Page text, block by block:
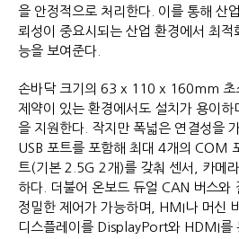
을 안정적으로 처리한다. 이를 통해 산
뢰성이 중요시되는 산업 환경에서 최적
능을 보여준다.
손바닥 크기의 63 x 110 x 160mm 초
제약이 있는 환경에서도 설치가 용이하
을 지원한다. 작지만 폭넓은 연결성을
USB 포트를 포함해 최대 4개의 COM
트(기본 2.5G 2개)를 갖춰 센서, 카메
하다. 더불어 온보드 듀얼 CAN 버스와
정밀한 제어가 가능하며, HMI나 머신
디스플레이를 DisplayPort와 HDMI를